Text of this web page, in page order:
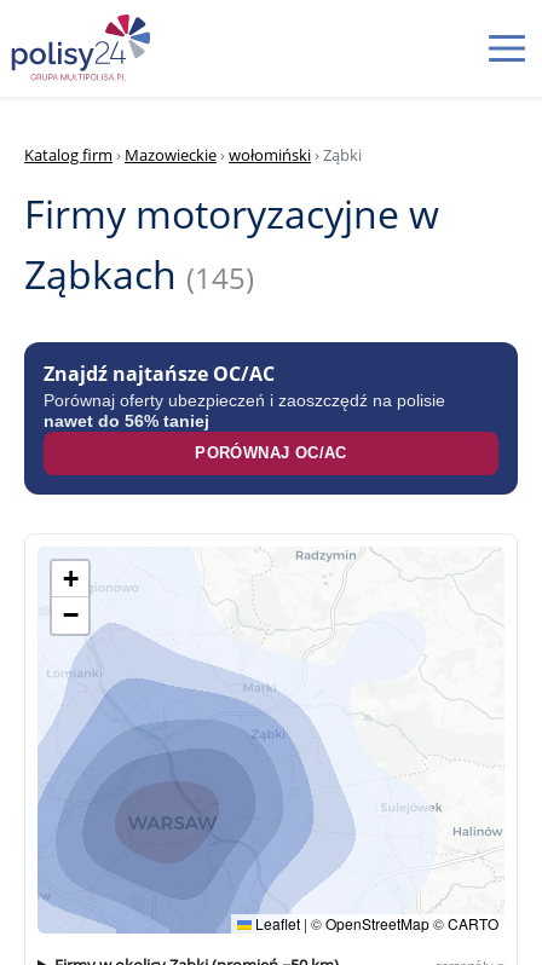
Katalog firm › Mazowieckie›wołomiński› Ząbki
Firmy motoryzacyjne w
Ząbkach (145)
Znajdź najtańsze OC/AC
Porównaj oferty ubezpieczeń i zaoszczędź na polisie
nawet do 56% taniej
PORÓWNAJ OC/AC
+
−
Leaflet | ©OpenStreetMap©CARTO